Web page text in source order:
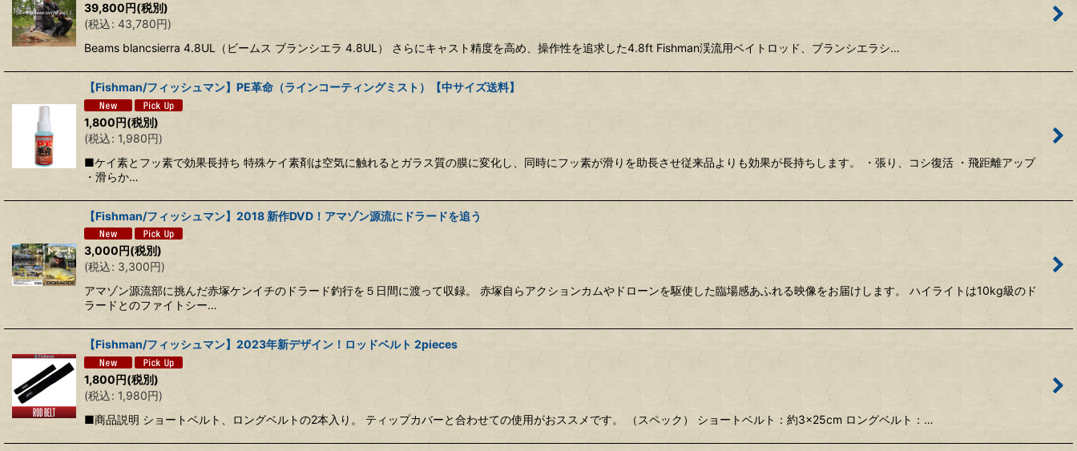
39,800円(税別)
(税込: 43,780円)
Beams blancsierra 4.8UL（ビームス ブランシエラ 4.8UL） さらにキャスト精度を高め、操作性を追求した4.8ft Fishman渓流用ベイトロッド、ブランシエラシ…
【Fishman/フィッシュマン】PE革命（ラインコーティングミスト）【中サイズ送料】
1,800円(税別)
(税込: 1,980円)
■ケイ素とフッ素で効果長持ち 特殊ケイ素剤は空気に触れるとガラス質の膜に変化し、同時にフッ素が滑りを助長させ従来品よりも効果が長持ちします。 ・張り、コシ復活 ・飛距離アップ
・滑らか…
【Fishman/フィッシュマン】2018 新作DVD！アマゾン源流にドラードを追う
3,000円(税別)
(税込: 3,300円)
アマゾン源流部に挑んだ赤塚ケンイチのドラード釣行を５日間に渡って収録。 赤塚自らアクションカムやドローンを駆使した臨場感あふれる映像をお届けします。 ハイライトは10kg級のド
ラードとのファイトシー…
【Fishman/フィッシュマン】2023年新デザイン！ロッドベルト 2pieces
1,800円(税別)
(税込: 1,980円)
■商品説明 ショートベルト、ロングベルトの2本入り。 ティップカバーと合わせての使用がおススメです。 （スペック） ショートベルト：約3×25cm ロングベルト：…